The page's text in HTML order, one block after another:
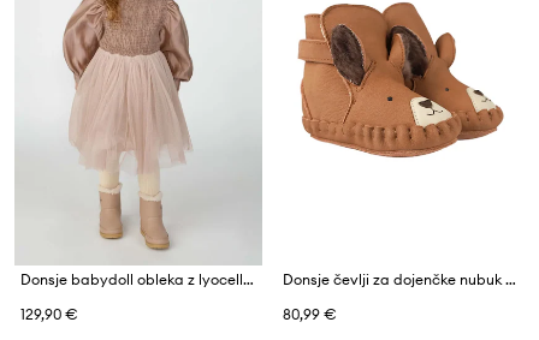
Donsje babydoll obleka z lyocellom Janice Dress
129,90 €
Donsje čevlji za dojenčke nubuk Kapi Exclusive Booties Fluffy Squirrel
80,99 €